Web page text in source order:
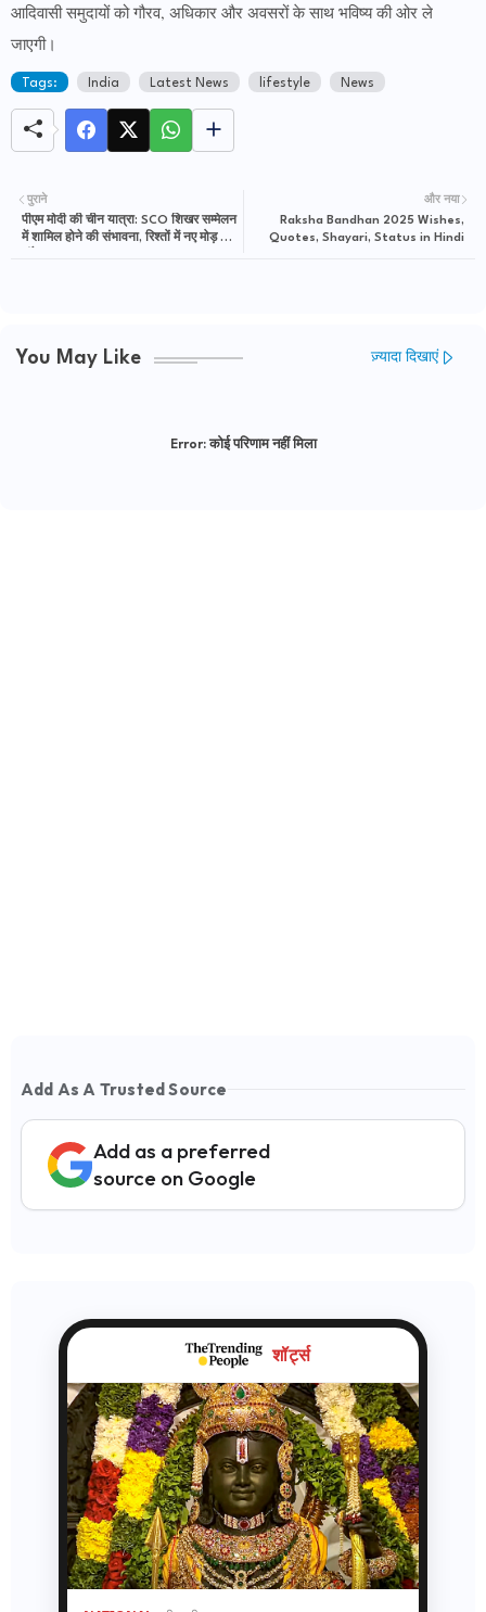
आदिवासी समुदायों को गौरव, अधिकार और अवसरों के साथ भविष्य की ओर ले
जाएगी।
Tags: India Latest News lifestyle News
और नया
Raksha Bandhan 2025 Wishes,
Quotes, Shayari, Status in Hindi
पुराने
पीएम मोदी की चीन यात्रा: SCO शिखर सम्मेलन
में शामिल होने की संभावना, रिश्तों में नए मोड़ के
You May Like ज़्यादा दिखाएं
Error:कोई परिणाम नहीं मिला
Add As A Trusted Source
Add as a preferred
source on Google
शॉर्ट्स